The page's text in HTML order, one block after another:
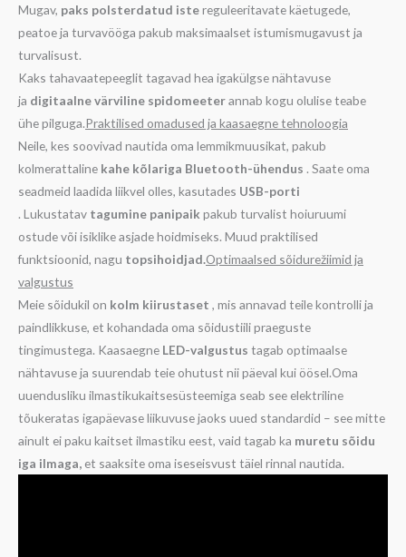
Mugav, paks polsterdatud istereguleeritavate käetugede,
peatoe ja turvavööga pakub maksimaalset istumismugavust ja
turvalisust.
Kaks tahavaatepeeglit tagavad hea igakülgse nähtavuse
ja digitaalne värviline spidomeeterannab kogu olulise teabe
ühe pilguga.Praktilised omadused ja kaasaegne tehnoloogia
Neile, kes soovivad nautida oma lemmikmuusikat, pakub
kolmerattaline kahe kõlariga Bluetooth-ühendus . Saate oma
seadmeid laadida liikvel olles, kasutades USB-porti
. Lukustatav tagumine panipaik pakub turvalist hoiuruumi
ostude või isiklike asjade hoidmiseks. Muud praktilised
funktsioonid, nagu topsihoidjad.Optimaalsed sõidurežiimid ja
valgustus
Meie sõidukil on kolm kiirustaset , mis annavad teile kontrolli ja
paindlikkuse, et kohandada oma sõidustiili praeguste
tingimustega. Kaasaegne LED-valgustus tagab optimaalse
nähtavuse ja suurendab teie ohutust nii päeval kui öösel.Oma
uuendusliku ilmastikukaitsesüsteemiga seab see elektriline
tõukeratas igapäevase liikuvuse jaoks uued standardid – see mitte
ainult ei paku kaitset ilmastiku eest, vaid tagab ka muretu sõidu
iga ilmaga, et saaksite oma iseseisvust täiel rinnal nautida.